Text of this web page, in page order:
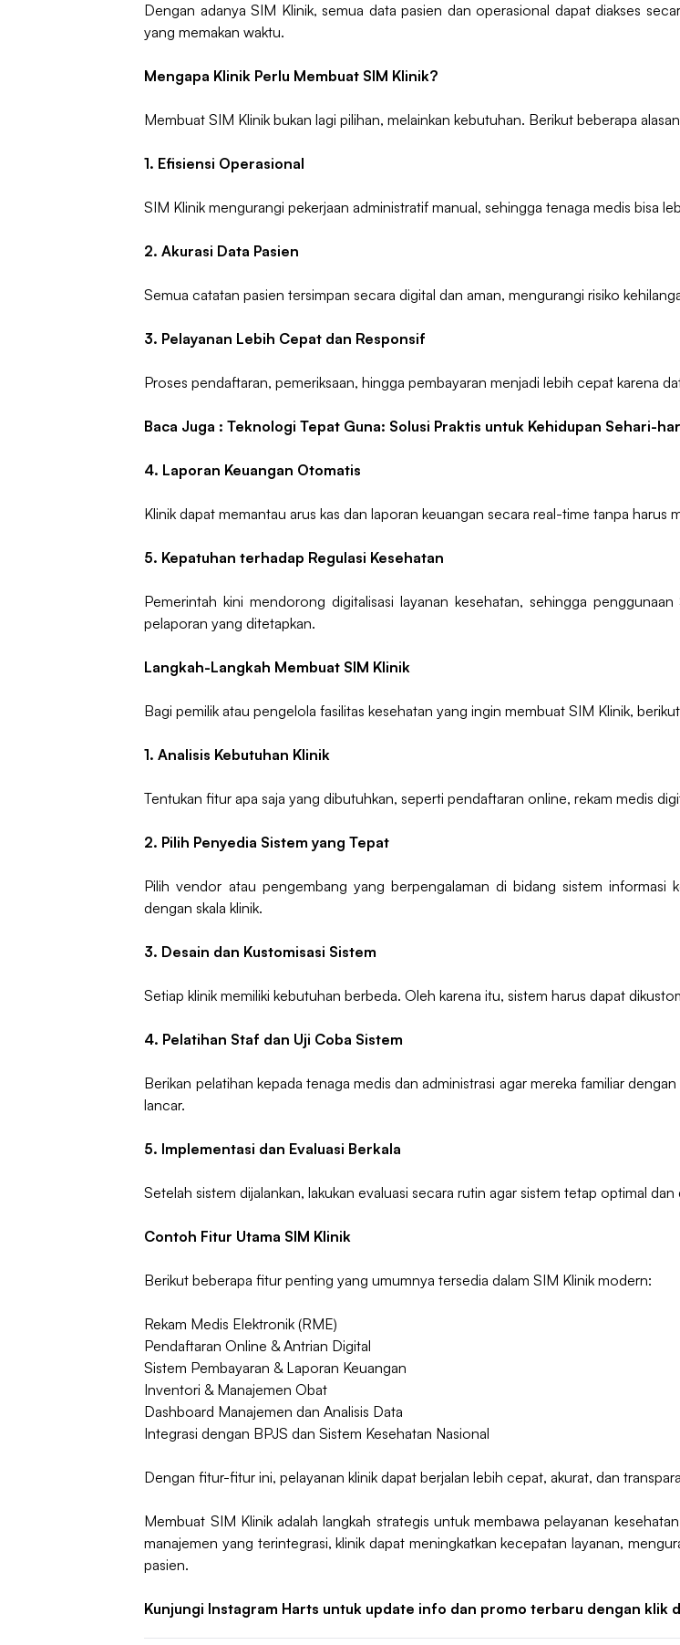
Dengan adanya SIM Klinik, semua data pasien dan operasional dapat diakses
yang memakan waktu.
Mengapa Klinik Perlu Membuat SIM Klinik?
Membuat SIM Klinik bukan lagi pilihan, melainkan kebutuhan. Berikut beberapa
1. Efisiensi Operasional
SIM Klinik mengurangi pekerjaan administratif manual, sehingga tenaga medis bisa
2. Akurasi Data Pasien
Semua catatan pasien tersimpan secara digital dan aman, mengurangi risiko
3. Pelayanan Lebih Cepat dan Responsif
Proses pendaftaran, pemeriksaan, hingga pembayaran menjadi lebih cepat karena
Baca Juga :Teknologi Tepat Guna: Solusi Praktis untuk Kehidupan Sehari-
4. Laporan Keuangan Otomatis
Klinik dapat memantau arus kas dan laporan keuangan secara real-time tanpa harus
5. Kepatuhan terhadap Regulasi Kesehatan
Pemerintah kini mendorong digitalisasi layanan kesehatan, sehingga
pelaporan yang ditetapkan.
Langkah-Langkah Membuat SIM Klinik
Bagi pemilik atau pengelola fasilitas kesehatan yang ingin membuat SIM Klinik,
1. Analisis Kebutuhan Klinik
Tentukan fitur apa saja yang dibutuhkan, seperti pendaftaran online, rekam medis
2. Pilih Penyedia Sistem yang Tepat
Pilih vendor atau pengembang yang berpengalaman di bidang sistem informasi
dengan skala klinik.
3. Desain dan Kustomisasi Sistem
Setiap klinik memiliki kebutuhan berbeda. Oleh karena itu, sistem harus dapat
4. Pelatihan Staf dan Uji Coba Sistem
Berikan pelatihan kepada tenaga medis dan administrasi agar mereka familiar
lancar.
5. Implementasi dan Evaluasi Berkala
Setelah sistem dijalankan, lakukan evaluasi secara rutin agar sistem tetap optimal
Contoh Fitur Utama SIM Klinik
Berikut beberapa fitur penting yang umumnya tersedia dalam SIM Klinik modern:
Rekam Medis Elektronik (RME)
Pendaftaran Online & Antrian Digital
Sistem Pembayaran & Laporan Keuangan
Inventori & Manajemen Obat
Dashboard Manajemen dan Analisis Data
Integrasi dengan BPJS dan Sistem Kesehatan Nasional
Dengan fitur-fitur ini, pelayanan klinik dapat berjalan lebih cepat, akurat, dan
Membuat SIM Klinik adalah langkah strategis untuk membawa pelayanan
manajemen yang terintegrasi, klinik dapat meningkatkan kecepatan layanan,
pasien.
Kunjungi Instagram Harts untuk update info dan promo terbaru dengan klik